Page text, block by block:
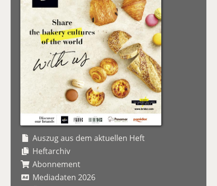
Auszug aus dem aktuellen Heft
Heftarchiv
Abonnement
Mediadaten 2026